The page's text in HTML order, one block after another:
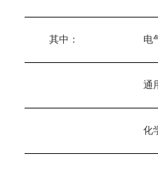
其中： 电气
通用
化学